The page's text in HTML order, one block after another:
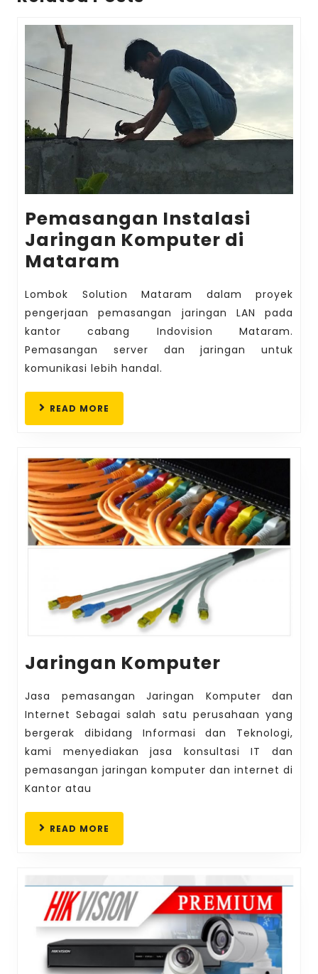
Pemasangan Instalasi
Jaringan Komputer di
Mataram
Jaringan
Komputer
di
Mataram
Lombok Solution Mataram dalam proyek
pengerjaan pemasangan jaringan LAN pada
kantor cabang Indovision Mataram.
Pemasangan server dan jaringan untuk
komunikasi lebih handal.
READ MORE
Jaringan Komputer
Jasa pemasangan Jaringan Komputer dan
Internet Sebagai salah satu perusahaan yang
bergerak dibidang Informasi dan Teknologi,
kami menyediakan jasa konsultasi IT dan
pemasangan jaringan komputer dan internet di
Kantor atau
READ MORE